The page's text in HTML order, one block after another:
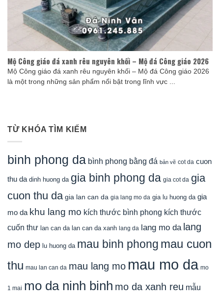
Mộ Công giáo đá xanh rêu nguyên khối – Mộ đá Công giáo 2026
Mộ Công giáo đá xanh rêu nguyên khối – Mộ đá Công giáo 2026
là một trong những sản phẩm nổi bật trong lĩnh vực ...
TỪ KHÓA TÌM KIẾM
binh phong da bình phong bằng đá bản vẽ cot da cuon
thu da dinh huong da gia binh phong da gia cot da gia
cuon thu da gia lan can da gia lang mo da gia lu huong da gia
mo da khu lang mo kích thước bình phong kích thước
cuốn thư lan can da lan can da xanh lang da lang mo da lang
mo dep lu huong da mau binh phong mau cuon
thu mau lan can da mau lang mo mau mo da mo
1 mai mo da ninh binh mo da xanh reu mẫu